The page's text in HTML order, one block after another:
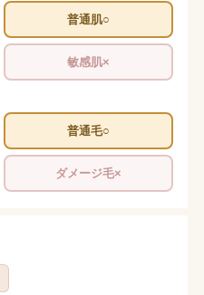
普通肌○
敏感肌×
普通毛○
ダメージ毛×